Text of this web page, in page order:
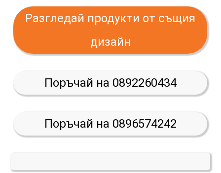
Разгледай продукти от същия
дизайн
Поръчай на 0892260434
Поръчай на 0896574242